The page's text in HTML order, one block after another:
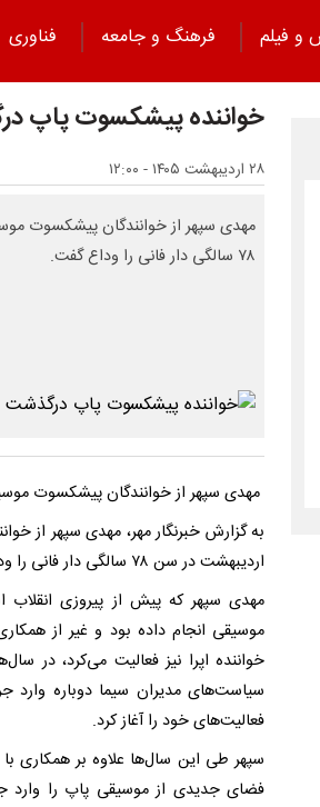
و فیلم فرهنگ و جامعه
فناوری
خواننده پیشکسوت پاپ
۲۸ اردیبهشت ۱۴۰۵ - ۱۲:۰۰
۷۸ سالگی دار فانی را وداع گفت.
مهدی سپهر از خوانندگان پیشکسوت
اردیبهشت در سن ۷۸ سالگی دار فانی را وداع گفت.
مهدی سپهر که پیش از پیروزی انقلاب
موسیقی انجام داده بود و غیر از
خواننده اپرا نیز فعالیت می‌کرد، در
سیاست‌های مدیران سیما دوباره وارد
فعالیت‌های خود را آغاز کرد.
سپهر طی این سال‌ها علاوه بر همکاری
فضای جدیدی از موسیقی پاپ را وارد